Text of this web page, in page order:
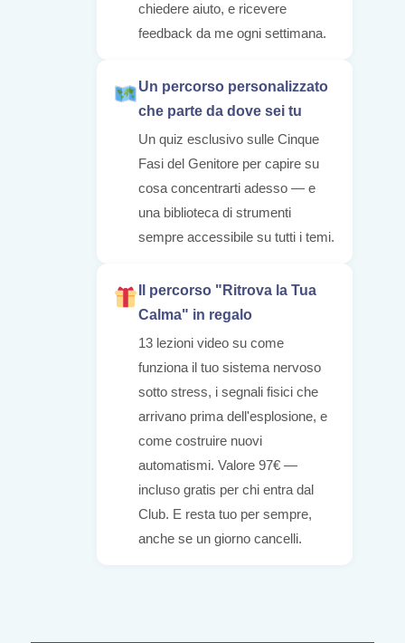
chiedere aiuto, e ricevere
feedback da me ogni settimana.
Un percorso personalizzato
che parte da dove sei tu
Un quiz esclusivo sulle Cinque
Fasi del Genitore per capire su
cosa concentrarti adesso — e
una biblioteca di strumenti
sempre accessibile su tutti i temi.
Il percorso "Ritrova la Tua
Calma" in regalo
13 lezioni video su come
funziona il tuo sistema nervoso
sotto stress, i segnali fisici che
arrivano prima dell'esplosione, e
come costruire nuovi
automatismi. Valore 97€ —
incluso gratis per chi entra dal
Club. E resta tuo per sempre,
anche se un giorno cancelli.